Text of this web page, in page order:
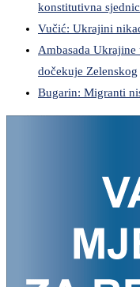
konstitutivna
Vučić: Ukrajini
Ambasada
dočekuje Zelenskog
Bugarin: Migranti